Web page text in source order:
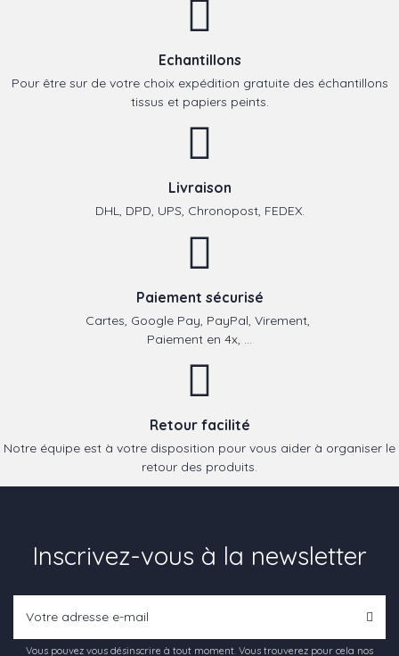
Echantillons
Pour être sur de votre choix expédition gratuite des échantillons
tissus et papiers peints.
Livraison
DHL, DPD, UPS, Chronopost, FEDEX.
Paiement sécurisé
Cartes, Google Pay, PayPal, Virement,
Paiement en 4x, ...
Retour facilité
Notre équipe est à votre disposition pour vous aider à organiser le
retour des produits.
Inscrivez-vous à la newsletter
Vous pouvez vous désinscrire à tout moment. Vous trouverez pour cela nos